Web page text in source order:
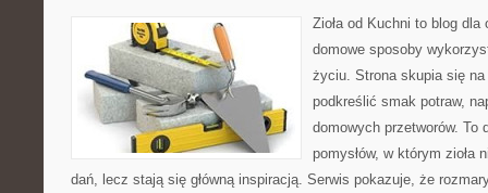
Zioła od Kuchni to blog dla
domowe sposoby
życiu. Strona skupia się
podkreślić smak potraw,
domowych przetworów. To
pomysłów, w którym zioła
dań, lecz stają się główną inspiracją. Serwis pokazuje, że